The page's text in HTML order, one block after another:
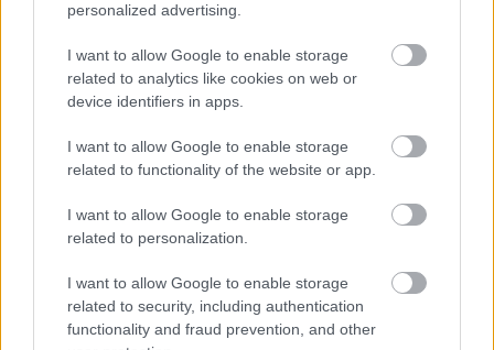
personalized advertising.
I want to allow Google to enable storage
related to analytics like cookies on web or
device identifiers in apps.
I want to allow Google to enable storage
related to functionality of the website or app.
I want to allow Google to enable storage
related to personalization.
I want to allow Google to enable storage
related to security, including authentication
functionality and fraud prevention, and other
Pénteken újra csökken a benzin és a gázolaj ára is
Napokon belül megválasztja az új köztársasági elnököt az
Kiterjedt tüzek pusztítanak az országban, köztük Karcagon
Harmadfokú hőségriasztás az országban: Szolnokon klímát
javítottak, helikoptereket is bevetettek a tüzeknél
A zárkában rosszul lett, elájult – ilyen körülményekről
számoltak be a szolnoki börtönből
Váratlan fennakadás borította fel a Szolnok–Kecskemét